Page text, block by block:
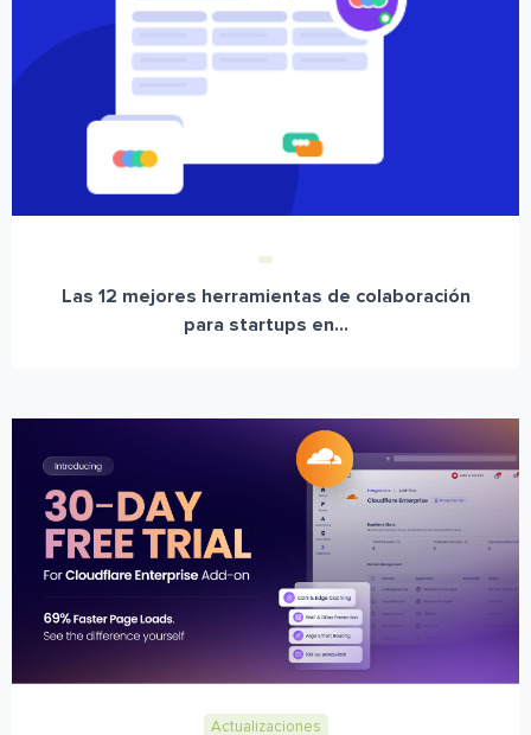
Las 12 mejores herramientas de colaboración
para startups en...
Actualizaciones